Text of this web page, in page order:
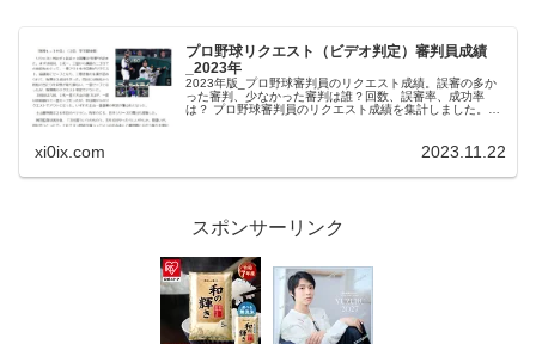
プロ野球リクエスト（ビデオ判定）審判員成績
_2023年
2023年版_プロ野球審判員のリクエスト成績。誤審の多か
った審判、少なかった審判は誰？回数、誤審率、成功率
は？ プロ野球審判員のリクエスト成績を集計しました。厳
xi0ix.com 2023.11.22
スポンサーリンク